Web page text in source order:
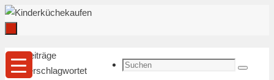
Zum
Inhalt
springen
Start
Beiträge
verschlagwortet
Suche
Suchen